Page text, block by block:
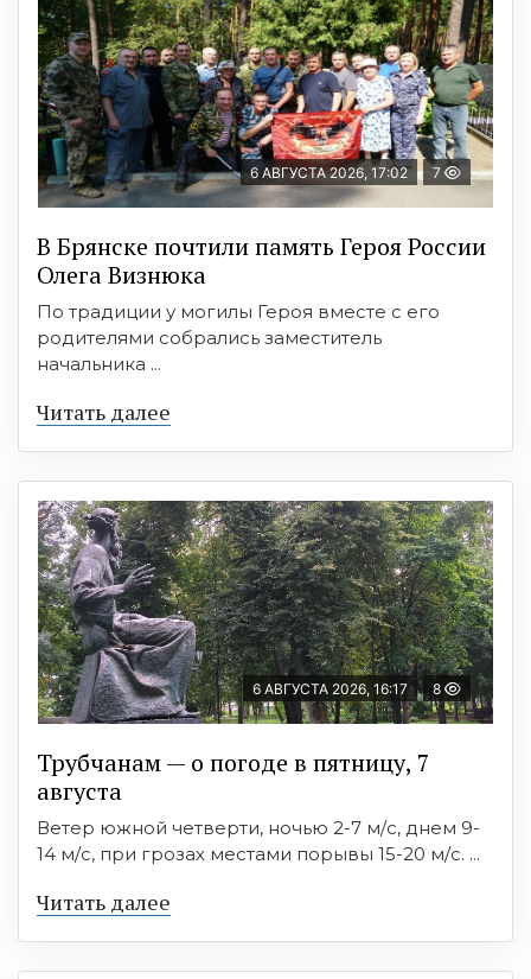
6 АВГУСТА 2026, 17:02 7
В Брянске почтили память Героя России
Олега Визнюка
По традиции у могилы Героя вместе с его
родителями собрались заместитель
начальника ...
Читать далее
6 АВГУСТА 2026, 16:17 8
Трубчанам — о погоде в пятницу, 7
августа
Ветер южной четверти, ночью 2-7 м/с, днем 9-
14 м/с, при грозах местами порывы 15-20 м/с. ...
Читать далее